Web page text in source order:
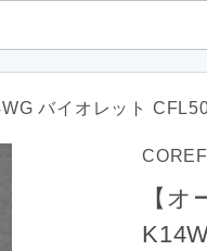
バイオレット
【